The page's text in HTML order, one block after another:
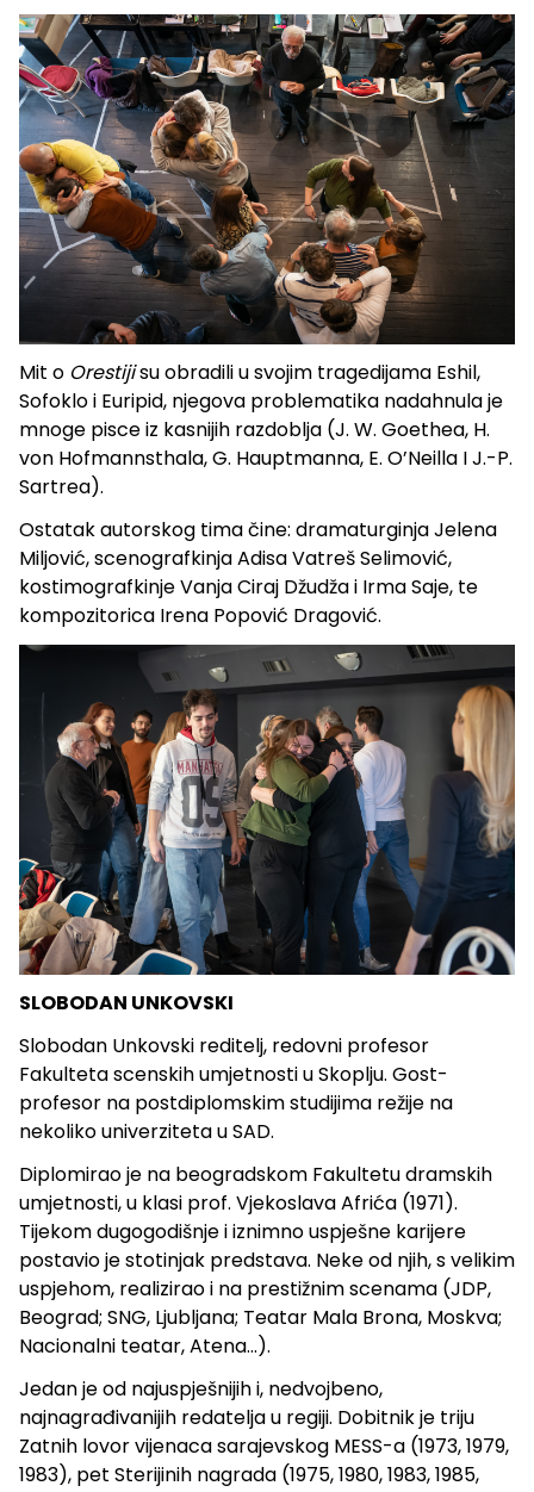
Mit o Orestijisu obradili u svojim tragedijama Eshil,
Sofoklo i Euripid, njegova problematika nadahnula je
mnoge pisce iz kasnijih razdoblja (J. W. Goethea, H.
von Hofmannsthala, G. Hauptmanna, E. O’Neilla I J.-P.
Sartrea).
Ostatak autorskog tima čine: dramaturginja Jelena
Miljović, scenografkinja Adisa Vatreš Selimović,
kostimografkinje Vanja Ciraj Džudža i Irma Saje, te
kompozitorica Irena Popović Dragović.
SLOBODAN UNKOVSKI
Slobodan Unkovski reditelj, redovni profesor
Fakulteta scenskih umjetnosti u Skoplju. Gost-
profesor na postdiplomskim studijima režije na
nekoliko univerziteta u SAD.
Diplomirao je na beogradskom Fakultetu dramskih
umjetnosti, u klasi prof. Vjekoslava Afrića (1971).
Tijekom dugogodišnje i iznimno uspješne karijere
postavio je stotinjak predstava. Neke od njih, s velikim
uspjehom, realizirao i na prestižnim scenama (JDP,
Beograd; SNG, Ljubljana; Teatar Mala Brona, Moskva;
Nacionalni teatar, Atena...).
Jedan je od najuspješnijih i, nedvojbeno,
najnagrađivanijih redatelja u regiji. Dobitnik je triju
Zatnih lovor vijenaca sarajevskog MESS-a (1973, 1979,
1983), pet Sterijinih nagrada (1975, 1980, 1983, 1985,